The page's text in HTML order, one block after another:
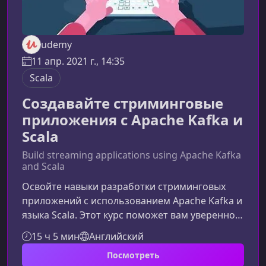
udemy
11 апр. 2021 г., 14:35
Scala
Создавайте стриминговые
приложения с Apache Kafka и
Scala
Build streaming applications using Apache Kafka
and Scala
Освойте навыки разработки стриминговых
приложений с использованием Apache Kafka и
языка Scala. Этот курс поможет вам уверенно
работать с системой распределённой
передачи данных, создавать
производительные конвейеры обработки
15 ч 5 мин Английский
Посмотреть